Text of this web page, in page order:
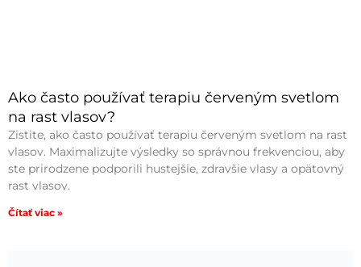
Ako často používať terapiu červeným svetlom
na rast vlasov?
Zistite, ako často používať terapiu červeným svetlom na rast
vlasov. Maximalizujte výsledky so správnou frekvenciou, aby
ste prirodzene podporili hustejšie, zdravšie vlasy a opätovný
rast vlasov.
Čítať viac »